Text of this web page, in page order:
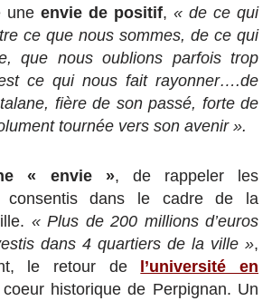
une envie de positif, « de ce qui
ce que nous sommes, de ce qui
que nous oublions parfois trop
ce qui nous fait rayonner….de
fière de son passé, forte de
tournée vers son avenir ».
« envie », de rappeler les
consentis dans le cadre de la
« Plus de 200 millions d’euros
dans 4 quartiers de la ville »,
le retour de l’université en
historique de Perpignan. Un